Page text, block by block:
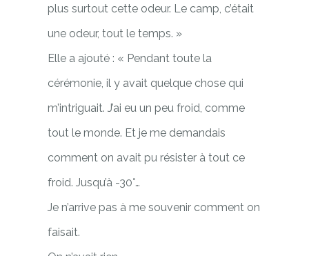
plus surtout cette odeur. Le camp, c’était
une odeur, tout le temps. »
Elle a ajouté : « Pendant toute la
cérémonie, il y avait quelque chose qui
m’intriguait. J’ai eu un peu froid, comme
tout le monde. Et je me demandais
comment on avait pu résister à tout ce
froid. Jusqu’à -30°…
Je n’arrive pas à me souvenir comment on
faisait.